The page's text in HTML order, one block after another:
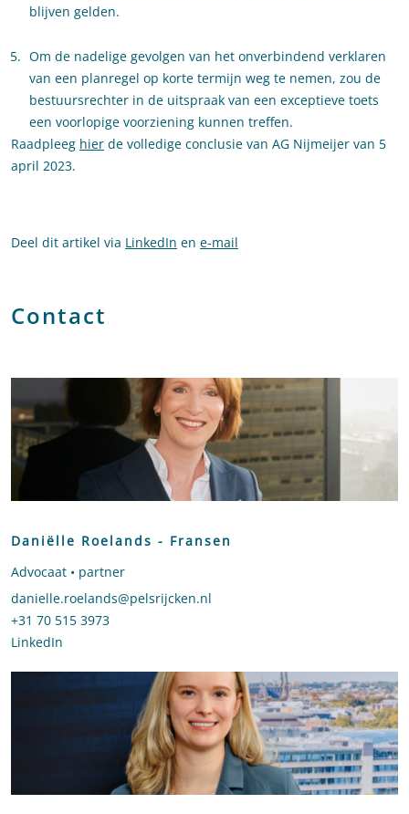
blijven gelden.
Om de nadelige gevolgen van het onverbindend verklaren
van een planregel op korte termijn weg te nemen, zou de
bestuursrechter in de uitspraak van een exceptieve toets
een voorlopige voorziening kunnen treffen.
Raadpleeg hier de volledige conclusie van AG Nijmeijer van 5
april 2023.
Deel dit artikel via LinkedIn en e-mail
Contact
Daniëlle Roelands - Fransen
Advocaat • partner
Stuur een e-mail naar Daniëlle Roelands - Fransen
danielle.roelands@pelsrijcken.nl
Bel naar Daniëlle Roelands - Fransen
+31 70 515 3973
LinkedIn